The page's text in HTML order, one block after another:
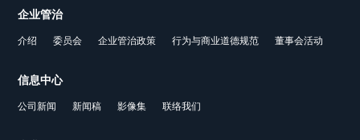
企业管治
介绍 委员会 企业管治政策 行为与商业道德规范 董事会活动
信息中心
公司新闻 新闻稿 影像集 联络我们